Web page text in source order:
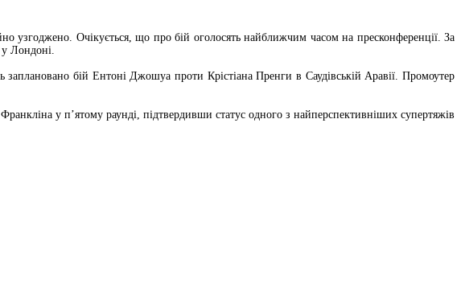
узгоджено. Очікується, що про бій оголосять найближчим часом на пресконференції. За
Лондоні.
бій Ентоні Джошуа проти Крістіана Пренги в Саудівській Аравії. Промоутер
у п’ятому раунді, підтвердивши статус одного з найперспективніших супертяжів